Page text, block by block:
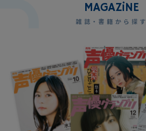
MAGAZiNE
雑誌・書籍から探す